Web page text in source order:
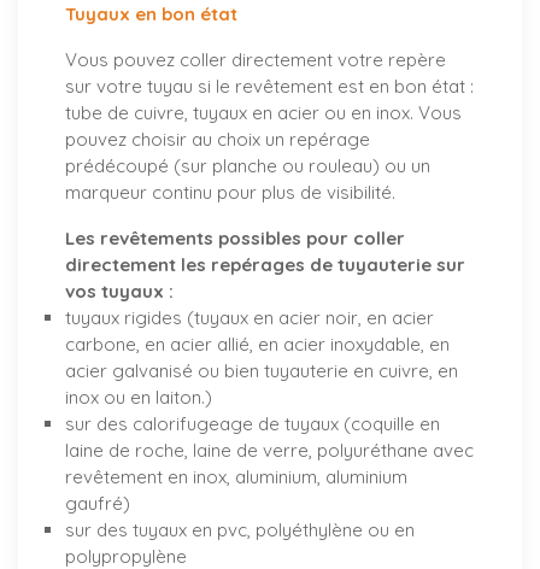
Tuyaux en bon état
Vous pouvez coller directement votre repère
sur votre tuyau si le revêtement est en bon état :
tube de cuivre, tuyaux en acier ou en inox. Vous
pouvez choisir au choix un repérage
prédécoupé (sur planche ou rouleau) ou un
marqueur continu pour plus de visibilité.
Les revêtements possibles pour coller
directement les repérages de tuyauterie sur
vos tuyaux :
tuyaux rigides (tuyaux en acier noir, en acier
carbone, en acier allié, en acier inoxydable, en
acier galvanisé ou bien tuyauterie en cuivre, en
inox ou en laiton.)
sur des calorifugeage de tuyaux (coquille en
laine de roche, laine de verre, polyuréthane avec
revêtement en inox, aluminium, aluminium
gaufré)
sur des tuyaux en pvc, polyéthylène ou en
polypropylène